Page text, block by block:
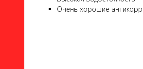
Очень хорошие